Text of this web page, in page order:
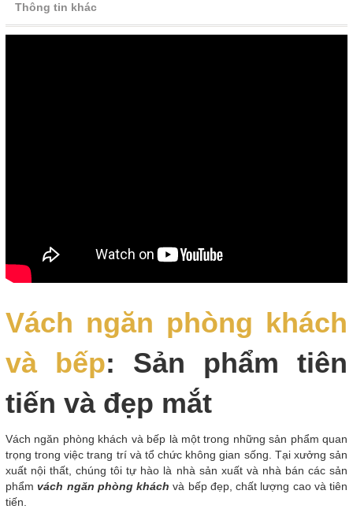
Thông tin khác
Vách ngăn phòng khách
và bếp: Sản phẩm tiên
tiến và đẹp mắt
Vách ngăn phòng khách và bếp là một trong những sản phẩm quan
trọng trong việc trang trí và tổ chức không gian sống. Tại xưởng sản
xuất nội thất, chúng tôi tự hào là nhà sản xuất và nhà bán các sản
phẩmvách ngăn phòng khách và bếp đẹp, chất lượng cao và tiên
tiến.